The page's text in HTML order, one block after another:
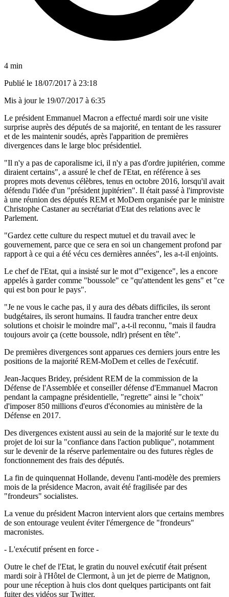
4 min
Publié le 18/07/2017 à 23:18
Mis à jour le 19/07/2017 à 6:35
Le président Emmanuel Macron a effectué mardi soir une visite
surprise auprès des députés de sa majorité, en tentant de les rassurer
et de les maintenir soudés, après l'apparition de premières
divergences dans le large bloc présidentiel.
"Il n'y a pas de caporalisme ici, il n'y a pas d'ordre jupitérien, comme
diraient certains", a assuré le chef de l'Etat, en référence à ses
propres mots devenus célèbres, tenus en octobre 2016, lorsqu'il avait
défendu l'idée d'un "président jupitérien". Il était passé à l'improviste
à une réunion des députés REM et MoDem organisée par le ministre
Christophe Castaner au secrétariat d'Etat des relations avec le
Parlement.
"Gardez cette culture du respect mutuel et du travail avec le
gouvernement, parce que ce sera en soi un changement profond par
rapport à ce qui a été vécu ces dernières années", les a-t-il enjoints.
Le chef de l'Etat, qui a insisté sur le mot d'"exigence", les a encore
appelés à garder comme "boussole" ce "qu'attendent les gens" et "ce
qui est bon pour le pays".
"Je ne vous le cache pas, il y aura des débats difficiles, ils seront
budgétaires, ils seront humains. Il faudra trancher entre deux
solutions et choisir le moindre mal", a-t-il reconnu, "mais il faudra
toujours avoir ça (cette boussole, ndlr) présent en tête".
De premières divergences sont apparues ces derniers jours entre les
positions de la majorité REM-MoDem et celles de l'exécutif.
Jean-Jacques Bridey, président REM de la commission de la
Défense de l'Assemblée et conseiller défense d'Emmanuel Macron
pendant la campagne présidentielle, "regrette" ainsi le "choix"
d'imposer 850 millions d'euros d'économies au ministère de la
Défense en 2017.
Des divergences existent aussi au sein de la majorité sur le texte du
projet de loi sur la "confiance dans l'action publique", notamment
sur le devenir de la réserve parlementaire ou des futures règles de
fonctionnement des frais des députés.
La fin de quinquennat Hollande, devenu l'anti-modèle des premiers
mois de la présidence Macron, avait été fragilisée par des
"frondeurs" socialistes.
La venue du président Macron intervient alors que certains membres
de son entourage veulent éviter l'émergence de "frondeurs"
macronistes.
- L'exécutif présent en force -
Outre le chef de l'Etat, le gratin du nouvel exécutif était présent
mardi soir à l'Hôtel de Clermont, à un jet de pierre de Matignon,
pour une réception à huis clos dont quelques participants ont fait
fuiter des vidéos sur Twitter.